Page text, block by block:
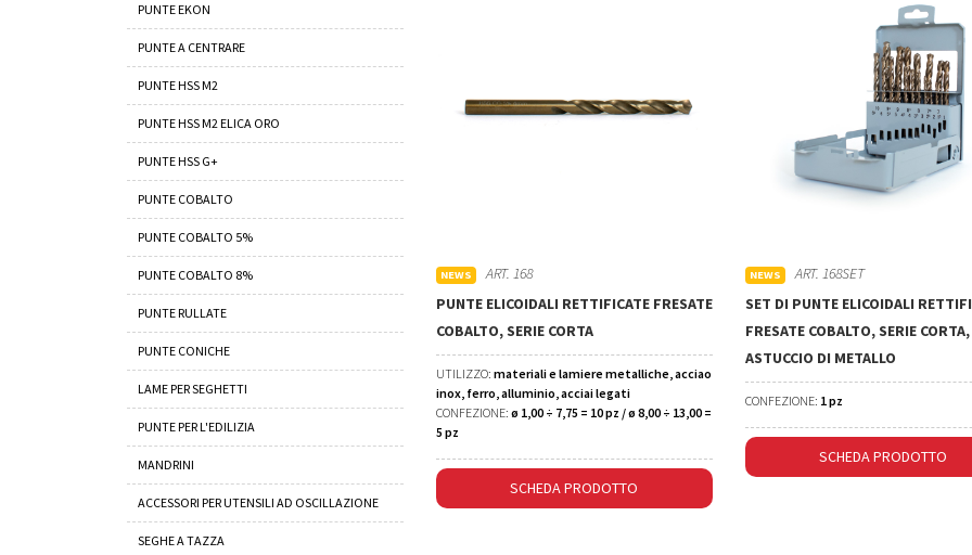
NEWS
ART. 168
PUNTE ELICOIDALI RETTIFICATE FRESATE
COBALTO, SERIE CORTA
UTILIZZO: materiali e lamiere metalliche, acciao
inox, ferro, alluminio, acciai legati
CONFEZIONE: ø 1,00 ÷ 7,75 = 10 pz / ø 8,00 ÷ 13,00 =
5 pz
SCHEDA PRODOTTO
NEWS
ART. 168SET
SET DI PUNTE ELICOIDALI
FRESATE COBALTO, SERIE
ASTUCCIO DI METALLO
CONFEZIONE: 1 pz
SCHEDA PRODOTTO
PUNTE EKON
PUNTE A CENTRARE
PUNTE HSS M2
PUNTE HSS M2 ELICA ORO
PUNTE HSS G+
PUNTE COBALTO
PUNTE COBALTO 5%
PUNTE COBALTO 8%
PUNTE RULLATE
PUNTE CONICHE
LAME PER SEGHETTI
PUNTE PER L'EDILIZIA
MANDRINI
ACCESSORI PER UTENSILI AD OSCILLAZIONE
SEGHE A TAZZA